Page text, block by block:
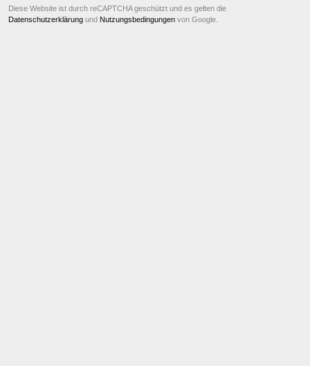
Diese Website ist durch reCAPTCHA geschützt und es gelten die
Datenschutzerklärung und Nutzungsbedingungen von Google.